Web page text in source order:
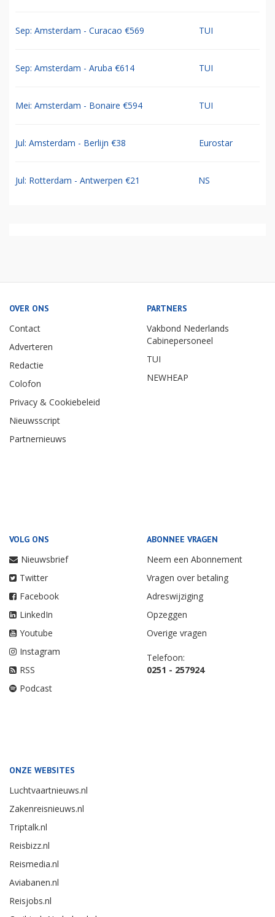
Sep: Amsterdam - Curacao €569 TUI
Sep: Amsterdam - Aruba €614 TUI
Mei: Amsterdam - Bonaire €594 TUI
Jul: Amsterdam - Berlijn €38 Eurostar
Jul: Rotterdam - Antwerpen €21 NS
OVER ONS
Contact
Adverteren
Redactie
Colofon
Privacy & Cookiebeleid
Nieuwsscript
Partnernieuws
PARTNERS
Vakbond Nederlands
Cabinepersoneel
TUI
NEWHEAP
VOLG ONS
Nieuwsbrief
Twitter
Facebook
LinkedIn
Youtube
Instagram
RSS
Podcast
ABONNEE VRAGEN
Neem een Abonnement
Vragen over betaling
Adreswijziging
Opzeggen
Overige vragen
Telefoon:
0251 - 257924
ONZE WEBSITES
Luchtvaartnieuws.nl
Zakenreisnieuws.nl
Triptalk.nl
Reisbizz.nl
Reismedia.nl
Aviabanen.nl
Reisjobs.nl